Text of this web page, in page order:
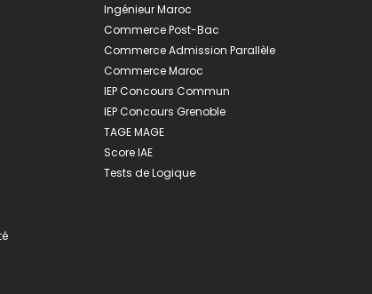
Ingénieur Maroc
Commerce Post-Bac
Commerce Admission Parallèle
Commerce Maroc
IEP Concours Commun
IEP Concours Grenoble
TAGE MAGE
Score IAE
Tests de Logique